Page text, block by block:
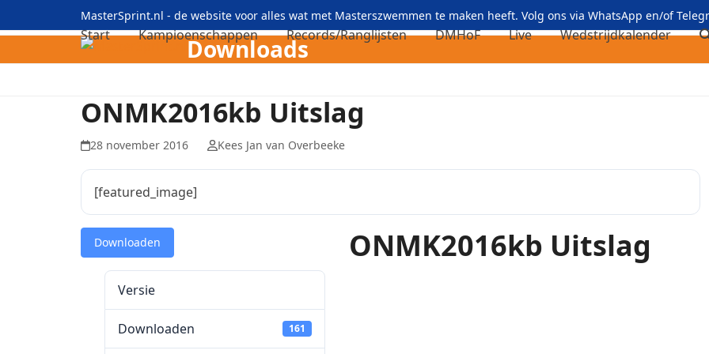
to
MasterSprint.nl - de website voor alles wat met Masterszwemmen te maken heeft. Volg ons via WhatsApp en/of
Start Kampioenschappen Records/Ranglijsten DMHoF Live Wedstrijdkalender
Downloads
ONMK2016kb Uitslag
28 november 2016 Kees Jan van Overbeeke
[featured_image]
Downloaden
Versie
Downloaden 161
ONMK2016kb Uitslag